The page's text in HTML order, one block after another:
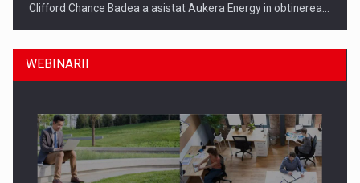
Clifford Chance Badea a asistat Aukera Energy in obtinerea…
WEBINARII